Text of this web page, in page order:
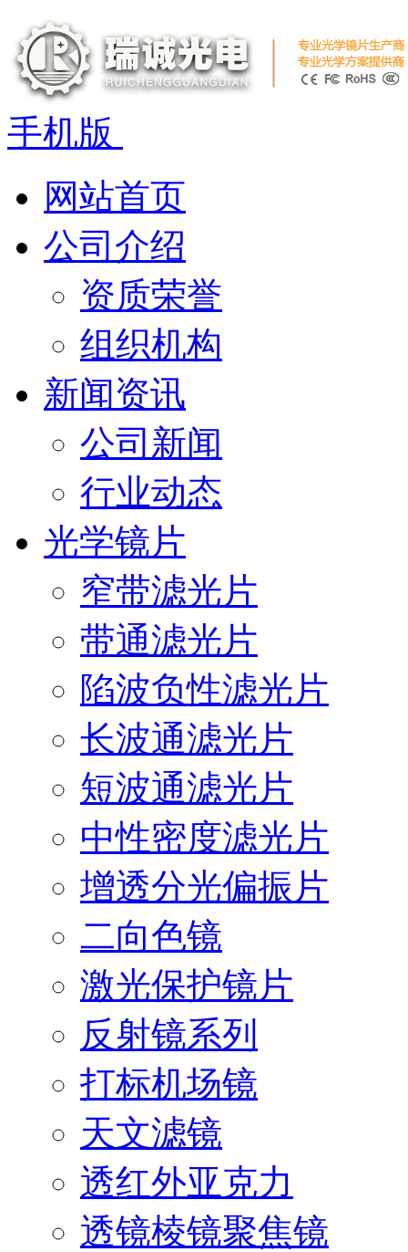
手机版
网站首页
公司介绍
资质荣誉
组织机构
新闻资讯
公司新闻
行业动态
光学镜片
窄带滤光片
带通滤光片
陷波负性滤光片
长波通滤光片
短波通滤光片
中性密度滤光片
增透分光偏振片
二向色镜
激光保护镜片
反射镜系列
打标机场镜
天文滤镜
透红外亚克力
透镜棱镜聚焦镜